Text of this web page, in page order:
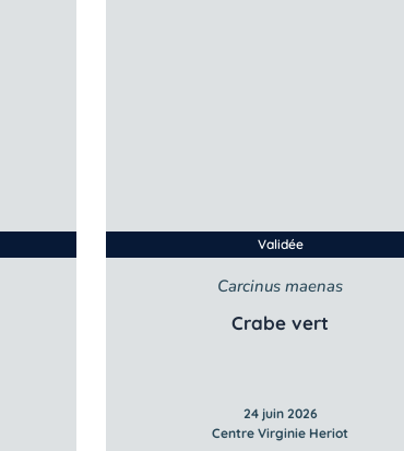
Validée
Carcinus maenas
Crabe vert
24 juin 2026
Centre Virginie Heriot